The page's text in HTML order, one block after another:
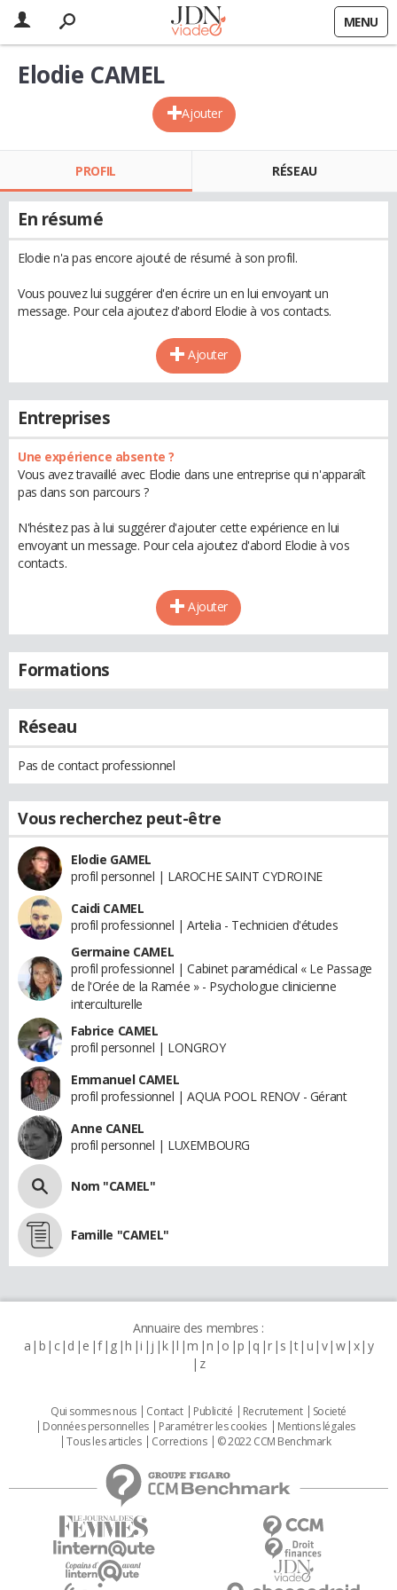
MENU
Ajouter
Elodie CAMEL
PROFIL RÉSEAU
En résumé
Elodie n'a pas encore ajouté de résumé à son profil.
Vous pouvez lui suggérer d'en écrire un en lui envoyant un
message. Pour cela ajoutez d'abord Elodie à vos contacts.
Ajouter
Entreprises
Une expérience absente ?
Vous avez travaillé avec Elodie dans une entreprise qui n'apparaît
pas dans son parcours ?
N'hésitez pas à lui suggérer d'ajouter cette expérience en lui
envoyant un message. Pour cela ajoutez d'abord Elodie à vos
contacts.
Ajouter
Formations
Réseau
Pas de contact professionnel
Vous recherchez peut-être
Elodie GAMEL
profil personnel | LAROCHE SAINT CYDROINE
Caidi CAMEL
profil professionnel | Artelia - Technicien d'études
Germaine CAMEL
profil professionnel | Cabinet paramédical « Le Passage
de l'Orée de la Ramée » - Psychologue clinicienne
interculturelle
Fabrice CAMEL
profil personnel | LONGROY
Emmanuel CAMEL
profil professionnel | AQUA POOL RENOV - Gérant
Anne CANEL
profil personnel | LUXEMBOURG
Nom "CAMEL"
Famille "CAMEL"
Annuaire des membres :
a b c d e f g h i j k l m n o p q r s t u v w x y
z
Qui sommes nous Contact Publicité Recrutement
Societé
Données personnelles
Paramétrer les cookies
Mentions légales
Tous les articles
Corrections © 2022 CCM Benchmark